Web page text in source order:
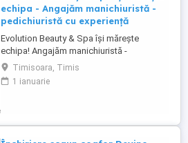
echipa - Angajăm manichiuristă -
pedichiuristă cu experiență
Evolution Beauty & Spa își mărește
echipa! Angajăm manichiuristă -
pedichiuristă cu experiență Căutăm o
persoană serioasă, atentă la detalii, cu
experiență în manichiură pedichiură
de clienți formată - program stabil ...
Timisoara, Timis
1 ianuarie